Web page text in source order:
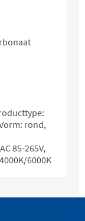
rond,
85-265V,
6000K